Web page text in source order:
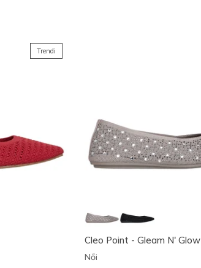
Trendi
Cleo Point - Gleam N' Glow
Női